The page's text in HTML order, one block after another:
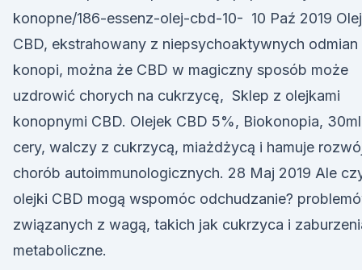
konopne/186-essenz-olej-cbd-10- 10 Paź 2019 Olej
CBD, ekstrahowany z niepsychoaktywnych odmian
konopi, można że CBD w magiczny sposób może
uzdrowić chorych na cukrzycę, Sklep z olejkami
konopnymi CBD. Olejek CBD 5%, Biokonopia, 30ml
cery, walczy z cukrzycą, miażdżycą i hamuje
chorób autoimmunologicznych. 28 Maj 2019 Ale
olejki CBD mogą wspomóc odchudzanie?
związanych z wagą, takich jak cukrzyca i
metaboliczne.